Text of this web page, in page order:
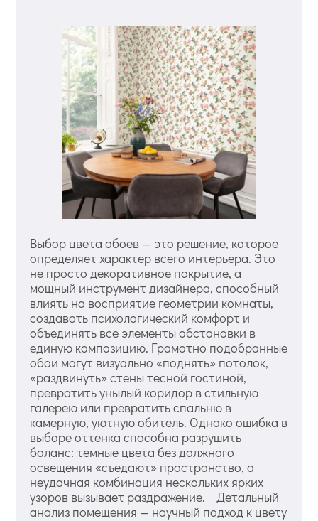
Выбор цвета обоев — это решение, которое
определяет характер всего интерьера. Это
не просто декоративное покрытие, а
мощный инструмент дизайнера, способный
влиять на восприятие геометрии комнаты,
создавать психологический комфорт и
объединять все элементы обстановки в
единую композицию. Грамотно подобранные
обои могут визуально «поднять» потолок,
«раздвинуть» стены тесной гостиной,
превратить унылый коридор в стильную
галерею или превратить спальню в
камерную, уютную обитель. Однако ошибка в
выборе оттенка способна разрушить
баланс: темные цвета без должного
освещения «съедают» пространство, а
неудачная комбинация нескольких ярких
узоров вызывает раздражение. Детальный
анализ помещения — научный подход к цвету